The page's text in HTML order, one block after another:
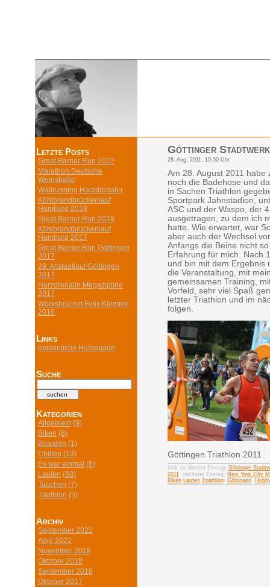
Letzte Posts
Great Barrier Run 2022
Marathon Deutsche
Weinstraße
Wallrunning Harzdrenalin
Köhlbrandbrückenlauf
Hamburg 2018
Great Barrier Run 2018
Köhlbrandbrückenlauf
Hamburg 2017
Great Barrier Run Göttingen
2017
29. Altstadtlauf Göttingen
2017
Harzdrenalin Megazipline
2017
Workshop mit Felix Klemme
2016
Links
persönliche Homepage
Suche
Kategorien
Allgemein (9)
Biken (8)
Boarden (1)
Chillen (13)
Es war einmal (8)
Laufen (60)
Tauchen (7)
Triathlon (3)
Archiv
September 2022
April 2022
November 2018
Oktober 2018
September 2018
Oktober 2017
Göttinger
28. Aug. 2011, 10:00 Uhr
Am 28. August 2011
noch die Badehose und
in Sachen Triathlon
Sportpark Jahnstadion,
ASC und der Waspo, der
ausgetragen, zu dem ich
hatte. Wie erwartet, war
aber auch der Wechsel
Anfangs die Beine nicht
Erfahrung für mich. Nach
und bin mit dem Ergebnis
die Veranstaltung, mit
gemeinsamen Training,
Vorfeld, sehr viel Spaß
letzter Triathlon und im
folgen.
Göttingen Triathlon 2011
Link zu diesem Eintrag: Göttinger
2011
nächster Eintrag: New York City
Biken Laufen Triathlon: Göttingen, Hobby